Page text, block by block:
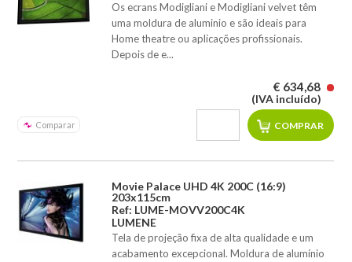
Os ecrans Modigliani e Modigliani velvet têm
uma moldura de aluminio e são ideais para
Home theatre ou aplicações profissionais.
Depois de e...
Comparar
€ 634,68
(IVA incluído)
Movie Palace UHD 4K 200C (16:9)
203x115cm
Ref: LUME-MOVV200C4K
LUMENE
Tela de projeção fixa de alta qualidade e um
acabamento excepcional. Moldura de alumínio